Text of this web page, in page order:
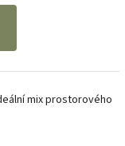
mix prostorového